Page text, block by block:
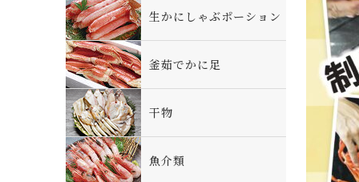
生かにしゃぶポーション
釜茹でかに足
干物
魚介類